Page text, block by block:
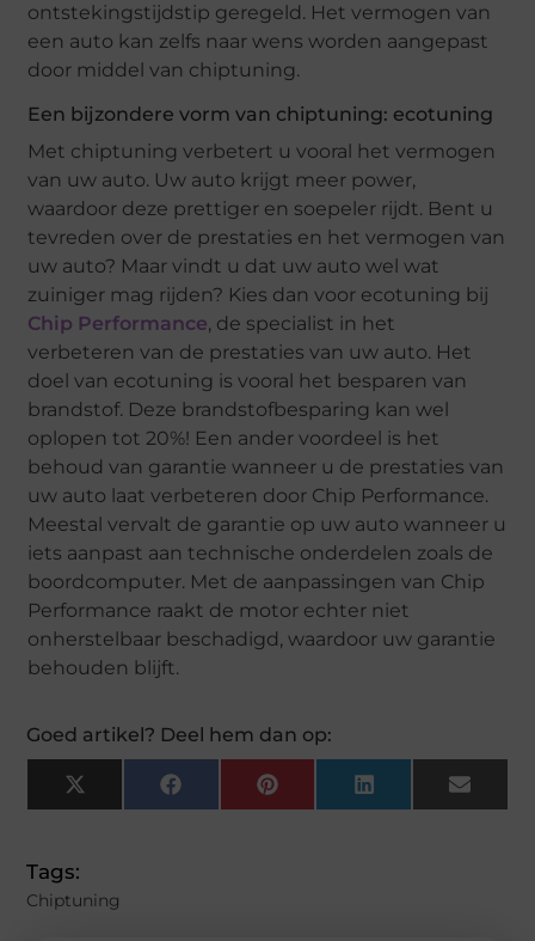
ontstekingstijdstip geregeld. Het vermogen van
een auto kan zelfs naar wens worden aangepast
door middel van chiptuning.
Een bijzondere vorm van chiptuning: ecotuning
Met chiptuning verbetert u vooral het vermogen
van uw auto. Uw auto krijgt meer power,
waardoor deze prettiger en soepeler rijdt. Bent u
tevreden over de prestaties en het vermogen van
uw auto? Maar vindt u dat uw auto wel wat
zuiniger mag rijden? Kies dan voor ecotuning bij
Chip Performance, de specialist in het
verbeteren van de prestaties van uw auto. Het
doel van ecotuning is vooral het besparen van
brandstof. Deze brandstofbesparing kan wel
oplopen tot 20%! Een ander voordeel is het
behoud van garantie wanneer u de prestaties van
uw auto laat verbeteren door Chip Performance.
Meestal vervalt de garantie op uw auto wanneer u
iets aanpast aan technische onderdelen zoals de
boordcomputer. Met de aanpassingen van Chip
Performance raakt de motor echter niet
onherstelbaar beschadigd, waardoor uw garantie
behouden blijft.
Goed artikel? Deel hem dan op:
X
(Twitter)
FacebookPinterestLinkedInEmail
Tags:
Chiptuning